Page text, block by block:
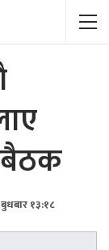
बैठक
१३:१८